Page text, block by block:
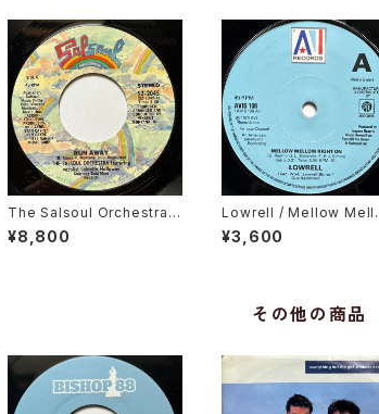
The Salsoul Orchestra F
eaturing Vocalist Loleatt
a Holloway / Run Away
¥8,800
Lowrell / Mellow
Right On
¥3,600
その他の商品